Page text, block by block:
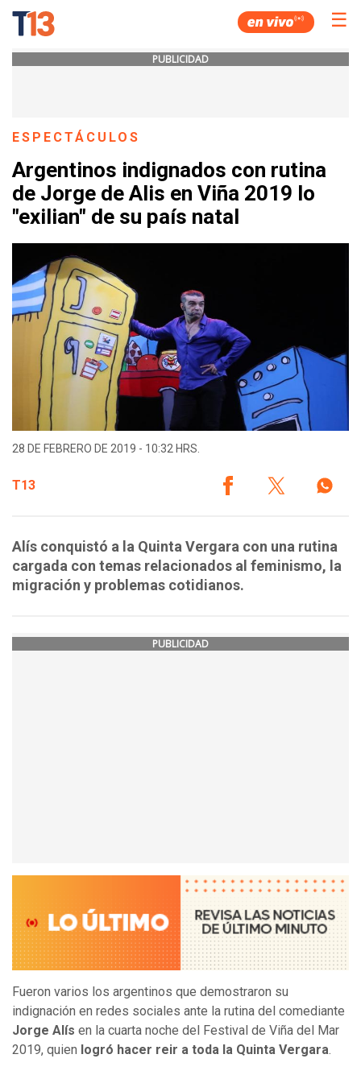
☰
PUBLICIDAD
ESPECTÁCULOS
Argentinos indignados con rutina
de Jorge de Alis en Viña 2019 lo
"exilian" de su país natal
28 DE FEBRERO DE 2019 - 10:32 HRS.
T13
Alís conquistó a la Quinta Vergara con una rutina
cargada con temas relacionados al feminismo, la
migración y problemas cotidianos.
PUBLICIDAD
Fueron varios los argentinos que demostraron su
indignación en redes sociales ante la rutina del comediante
Jorge Alís en la cuarta noche del Festival de Viña del Mar
2019, quien logró hacer reir a toda la Quinta Vergara.